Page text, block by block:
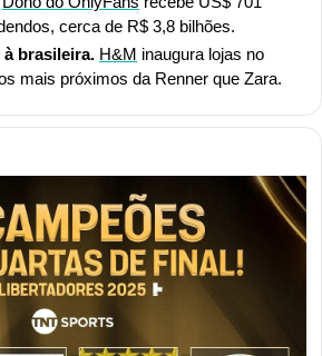
cerca de R$ 3,8 bilhões.
brasileira. H&M inaugura lojas no
mais próximos da Renner que Zara.